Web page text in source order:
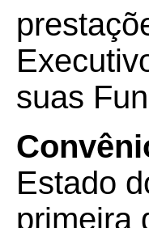
suas
Estado
primeira